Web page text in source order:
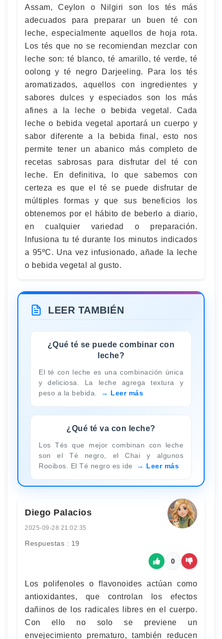
Assam, Ceylon o Nilgiri son los tés más
adecuados para preparar un buen té con
leche, especialmente aquellos de hoja rota.
Los tés que no se recomiendan mezclar con
leche son: té blanco, té amarillo, té verde, té
oolong y té negro Darjeeling. Para los tés
aromatizados, aquellos con ingredientes y
sabores dulces y especiados son los más
afines a la leche o bebida vegetal. Cada
leche o bebida vegetal aportará un cuerpo y
sabor diferente a la bebida final, esto nos
permite tener un abanico más completo de
recetas sabrosas para disfrutar del té con
leche. En definitiva, lo que sabemos con
certeza es que el té se puede disfrutar de
múltiples formas y que sus beneficios los
obtenemos por el hábito de beberlo a diario,
en cualquier variedad o preparación.
Infusiona tu té durante los minutos indicados
a 95ºC. Una vez infusionado, añade la leche
o bebida vegetal al gusto.
LEER TAMBIÉN
¿Qué té se puede combinar con
leche?
El té con leche es una combinación única
y deliciosa. La leche agrega textura y
peso a la bebida.
Leer más
¿Qué té va con leche?
Los Tés que mejor combinan con leche
son el Té negro, el Chai y algunos
Rooibos. El Té negro es ide
Leer más
Diego Palacios
2025-09-28 21:02:35
Respuestas : 19
0
Los polifenoles o flavonoides actúan como
antioxidantes, que controlan los efectos
dañinos de los radicales libres en el cuerpo.
Con ello no solo se previene un
envejecimiento prematuro, también reducen